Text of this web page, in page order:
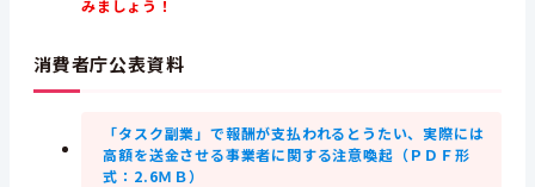
みましょう！
消費者庁公表資料
「タスク副業」で報酬が支払われるとうたい、実際には
高額を送金させる事業者に関する注意喚起（ＰＤＦ形
式：2.6ＭＢ）